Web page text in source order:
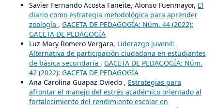
Savier Fernando Acosta Faneite, Alonso Fuenmayor, El
diario como estrategia metodológica para aprender
zoología , GACETA DE PEDAGOGÍA: Núm. 44 (2022):
GACETA DE PEDAGOGÍA
Luz Mary Romero Vergara, Liderazgo juvenil:
Alternativa de participación ciudadana en estudiantes
de básica secundaria , GACETA DE PEDAGOGÍA: Núm.
42 (2022): GACETA DE PEDAGOGÍA
Ana Carolina Guapaz Oviedo , Estrategias para
afrontar el manejo del estrés académico orientado al
fortalecimiento del rendimiento escolar en